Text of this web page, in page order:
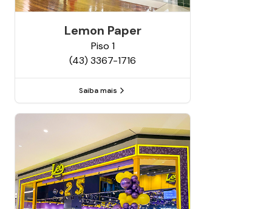
Lemon Paper
Piso 1
(43) 3367-1716
Saiba mais